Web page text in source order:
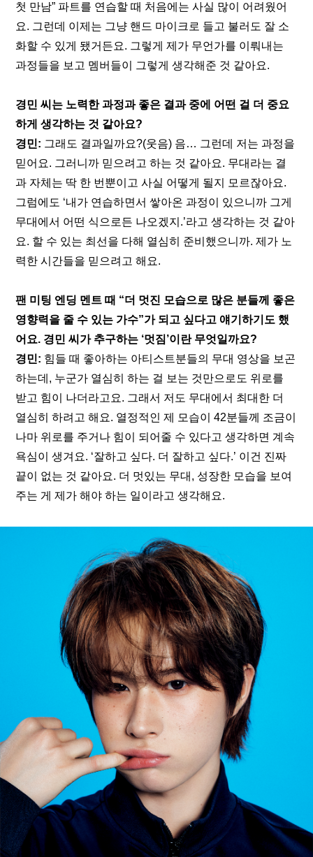
첫 만남” 파트를 연습할 때 처음에는 사실 많이 어려웠어
요. 그런데 이제는 그냥 핸드 마이크로 들고 불러도 잘 소
화할 수 있게 됐거든요. 그렇게 제가 무언가를 이뤄내는
과정들을 보고 멤버들이 그렇게 생각해준 것 같아요.
경민 씨는 노력한 과정과 좋은 결과 중에 어떤 걸 더 중요
하게 생각하는 것 같아요?
경민: 그래도 결과일까요?(웃음) 음… 그런데 저는 과정을
믿어요. 그러니까 믿으려고 하는 것 같아요. 무대라는 결
과 자체는 딱 한 번뿐이고 사실 어떻게 될지 모르잖아요.
그럼에도 ‘내가 연습하면서 쌓아온 과정이 있으니까 그게
무대에서 어떤 식으로든 나오겠지.’라고 생각하는 것 같아
요. 할 수 있는 최선을 다해 열심히 준비했으니까. 제가 노
력한 시간들을 믿으려고 해요.
팬 미팅 엔딩 멘트 때 “더 멋진 모습으로 많은 분들께 좋은
영향력을 줄 수 있는 가수”가 되고 싶다고 얘기하기도 했
어요. 경민 씨가 추구하는 ‘멋짐’이란 무엇일까요?
경민: 힘들 때 좋아하는 아티스트분들의 무대 영상을 보곤
하는데, 누군가 열심히 하는 걸 보는 것만으로도 위로를
받고 힘이 나더라고요. 그래서 저도 무대에서 최대한 더
열심히 하려고 해요. 열정적인 제 모습이 42분들께 조금이
나마 위로를 주거나 힘이 되어줄 수 있다고 생각하면 계속
욕심이 생겨요. ‘잘하고 싶다. 더 잘하고 싶다.’ 이건 진짜
끝이 없는 것 같아요. 더 멋있는 무대, 성장한 모습을 보여
주는 게 제가 해야 하는 일이라고 생각해요.